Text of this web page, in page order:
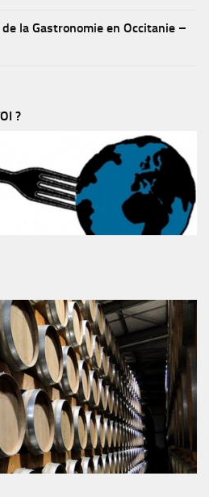
la Gastronomie en Occitanie –
?